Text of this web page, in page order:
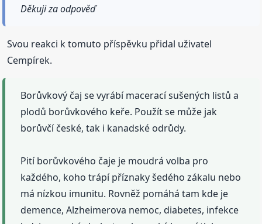
Děkuji za odpověď
Svou reakci k tomuto příspěvku přidal uživatel
Cempírek.
Borůvkový čaj se vyrábí macerací sušených listů a
plodů borůvkového keře. Použít se může jak
borůvčí české, tak i kanadské odrůdy.
Pití borůvkového čaje je moudrá volba pro
každého, koho trápí příznaky šedého zákalu nebo
má nízkou imunitu. Rovněž pomáhá tam kde je
demence, Alzheimerova nemoc, diabetes, infekce